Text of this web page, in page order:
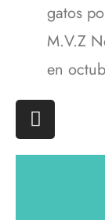
gatos
M.V.Z
en